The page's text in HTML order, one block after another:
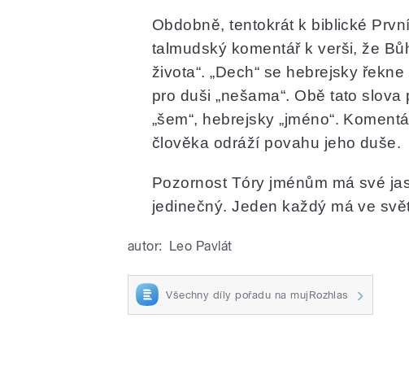
Obdobně, tentokrát k biblické
talmudský komentář k verši, že
života“. „Dech“ se hebrejsky
pro duši „nešama“. Obě tato
„šem“, hebrejsky „jméno“.
člověka odráží povahu jeho duše.
Pozornost Tóry jménům má své
jedinečný. Jeden každý má ve
autor: Leo Pavlát
Všechny díly pořadu na mujRozhlas